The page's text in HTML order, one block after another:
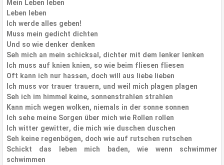
Mein Leben leben
Leben leben
Ich werde alles geben!
Muss mein gedicht dichten
Und so wie denker denken
Seh mich an mein schicksal, dichter mit dem lenker lenken
Ich muss auf knien knien, so wie beim fliesen fliesen
Oft kann ich nur hassen, doch will aus liebe lieben
Ich muss vor trauer trauern, und weil mich plagen plagen
Seh ich im himmel keine, sonnenstrahlen strahlen
Kann mich wegen wolken, niemals in der sonne sonnen
Ich sehe meine Sorgen über mich wie Rollen rollen
Ich witter gewitter, die mich wie duschen duschen
Seh keine regenbögen, doch wie auf rutschen rutschen
Schickt das leben mich baden, wie wenn schwimmer
schwimmen